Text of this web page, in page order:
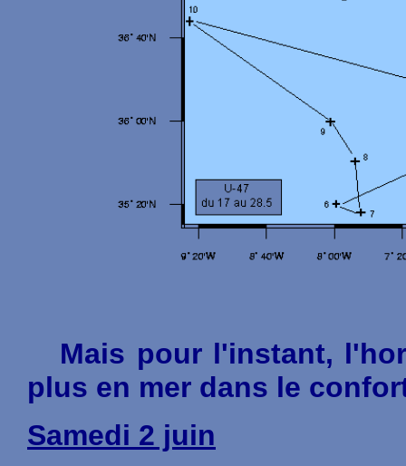
Mais pour l'instant,
plus en mer dans le
Samedi 2 juin